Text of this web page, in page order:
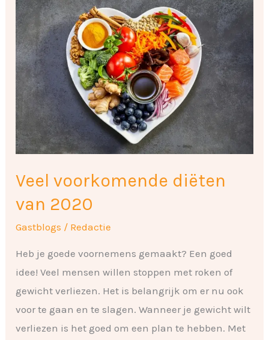
Veel voorkomende diëten
van 2020
Gastblogs / Redactie
Heb je goede voornemens gemaakt? Een goed
idee! Veel mensen willen stoppen met roken of
gewicht verliezen. Het is belangrijk om er nu ook
voor te gaan en te slagen. Wanneer je gewicht wilt
verliezen is het goed om een plan te hebben. Met
Veel
voorkomende
diëten
van
2020